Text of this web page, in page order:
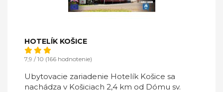
HOTELÍK KOŠICE
7,9 / 10 (166 hodnotenie)
Ubytovacie zariadenie Hotelík Košice sa
nachádza v Košiciach 2,4 km od Dómu sv.